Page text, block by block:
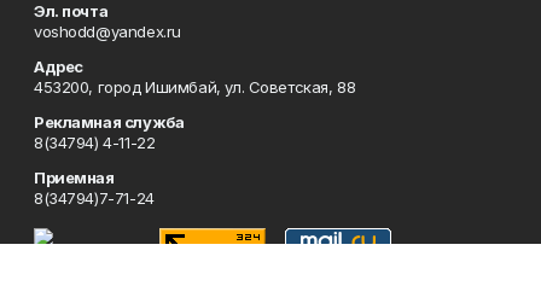
Эл. почта
voshodd@yandex.ru
Адрес
453200, город Ишимбай, ул. Советская, 88
Рекламная служба
8(34794) 4-11-22
Приемная
8(34794)7-71-24